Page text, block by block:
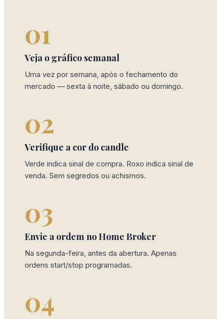
01
Veja o gráfico semanal
Uma vez por semana, após o fechamento do
mercado — sexta à noite, sábado ou domingo.
02
Verifique a cor do candle
Verde indica sinal de compra. Roxo indica sinal de
venda. Sem segredos ou achismos.
03
Envie a ordem no Home Broker
Na segunda-feira, antes da abertura. Apenas
ordens start/stop programadas.
04